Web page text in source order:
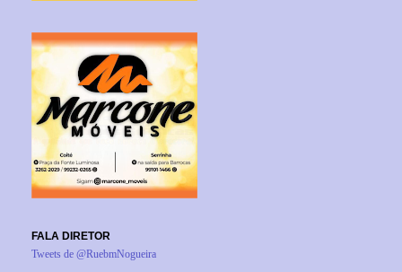
FALA DIRETOR
Tweets de @RuebmNogueira